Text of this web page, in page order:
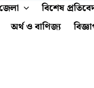
বিশেষ
অর্থ ও বাণিজ্য